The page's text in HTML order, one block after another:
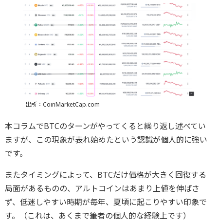
出所：CoinMarketCap.com
本コラムでBTCのターンがやってくると繰り返し述べてい
ますが、この現象が表れ始めたという認識が個人的に強い
です。
またタイミングによって、BTCだけ価格が大きく回復する
局面があるものの、アルトコインはあまり上値を伸ばさ
ず、低迷しやすい時期が毎年、夏頃に起こりやすい印象で
す。（これは、あくまで筆者の個人的な経験上です）